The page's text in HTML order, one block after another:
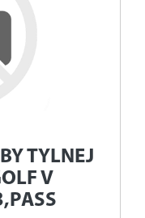
TYLNEJ
V